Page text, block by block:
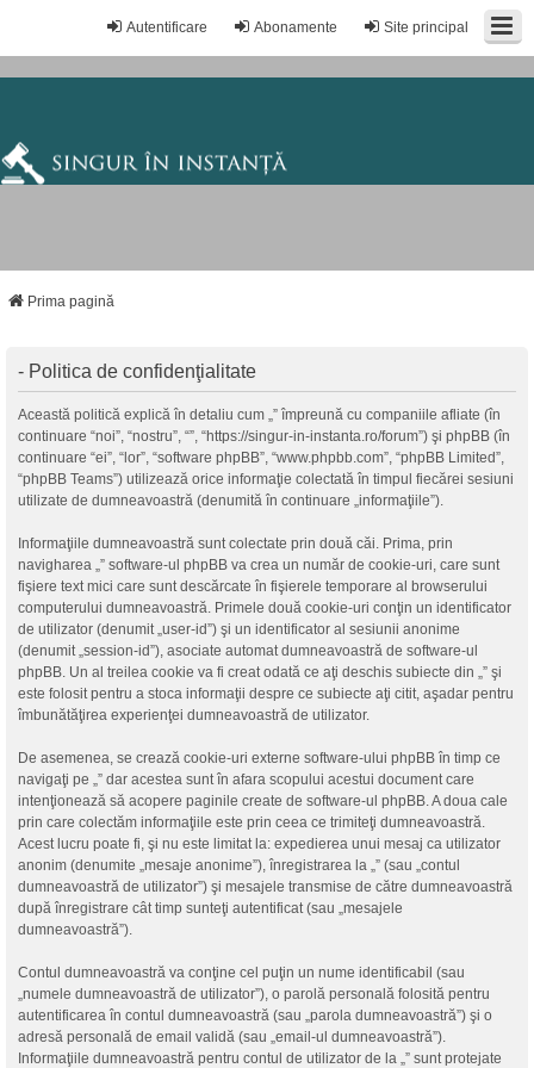
Site principal
Abonamente
Autentificare
Prima pagină
- Politica de confidenţialitate
Această politică explică în detaliu cum „” împreună cu companiile afliate (în
continuare “noi”, “nostru”, “”, “https://singur-in-instanta.ro/forum”) şi phpBB (în
continuare “ei”, “lor”, “software phpBB”, “www.phpbb.com”, “phpBB Limited”,
“phpBB Teams”) utilizează orice informaţie colectată în timpul fiecărei sesiuni
utilizate de dumneavoastră (denumită în continuare „informaţiile”).
Informaţiile dumneavoastră sunt colectate prin două căi. Prima, prin
navigharea „” software-ul phpBB va crea un număr de cookie-uri, care sunt
fişiere text mici care sunt descărcate în fişierele temporare al browserului
computerului dumneavoastră. Primele două cookie-uri conţin un identificator
de utilizator (denumit „user-id”) şi un identificator al sesiunii anonime
(denumit „session-id”), asociate automat dumneavoastră de software-ul
phpBB. Un al treilea cookie va fi creat odată ce aţi deschis subiecte din „” şi
este folosit pentru a stoca informaţii despre ce subiecte aţi citit, aşadar pentru
îmbunătăţirea experienţei dumneavoastră de utilizator.
De asemenea, se crează cookie-uri externe software-ului phpBB în timp ce
navigaţi pe „” dar acestea sunt în afara scopului acestui document care
intenţionează să acopere paginile create de software-ul phpBB. A doua cale
prin care colectăm informaţiile este prin ceea ce trimiteţi dumneavoastră.
Acest lucru poate fi, şi nu este limitat la: expedierea unui mesaj ca utilizator
anonim (denumite „mesaje anonime”), înregistrarea la „” (sau „contul
dumneavoastră de utilizator”) şi mesajele transmise de către dumneavoastră
după înregistrare cât timp sunteţi autentificat (sau „mesajele
dumneavoastră”).
Contul dumneavoastră va conţine cel puţin un nume identificabil (sau
„numele dumneavoastră de utilizator”), o parolă personală folosită pentru
autentificarea în contul dumneavoastră (sau „parola dumneavoastră”) şi o
adresă personală de email validă (sau „email-ul dumneavoastră”).
Informaţiile dumneavoastră pentru contul de utilizator de la „” sunt protejate